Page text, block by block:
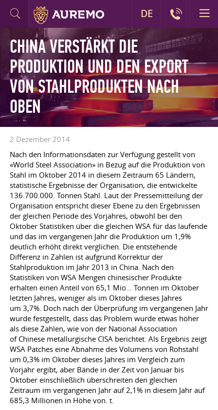
CHINA VERSTÄRKT DIE
PRODUKTION UND DEN EXPORT
VON STAHLPRODUKTEN NACH
OBEN
2 Dezember 2014
Nach den Informationsdaten zur Verfügung gestellt von
«World Steel Association» in Bezug auf die Produktion von
Stahl im Oktober 2014 in diesem Zeitraum 65 Ländern,
statistische Ergebnisse der Organisation, die entwickelte
136.700.000. Tonnen Stahl. Laut der Pressemitteilung der
Organisation entspricht dieser Ebene zu den Ergebnissen
der gleichen Periode des Vorjahres, obwohl bei den
Oktober Statistiken über die gleichen WSA für das laufende
und das im vergangenen Jahr die Produktion um 1,9%
deutlich erhöht direkt verglichen. Die entstehende
Differenz in Zahlen ist aufgrund Korrektur der
Stahlproduktion im Jahr 2013 in China. Nach den
Statistiken von WSA Mengen chinesischer Produkte
erhalten einen Anteil von 65,1 Mio… Tonnen im Oktober
letzten Jahres, weniger als im Oktober dieses Jahres
um 3,7%. Doch nach der Überprüfung im vergangenen Jahr
wurde festgestellt, dass das Problem wurde etwas höher
als diese Zahlen, wie von der National Association
of Chinese metallurgische CISA berichtet. Als Ergebnis zeigt
WSA Patches eine Abnahme des Volumens von Rohstahl
um 0,3% im Oktober dieses Jahres im Vergleich zum
Vorjahr ergibt, aber Bände in der Zeit von Januar bis
Oktober einschließlich überschreiten den gleichen
Zeitraum im vergangenen Jahr auf 2,1% in diesem Jahr auf
685,3 Millionen in Höhe von. t.
DE